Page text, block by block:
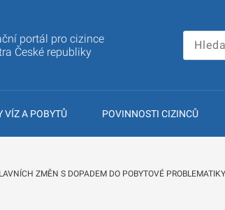
portál pro cizince
České republiky
VÍZ A POBYTŮ POVINNOSTI CIZINCŮ
ZMĚN S DOPADEM DO POBYTOVÉ